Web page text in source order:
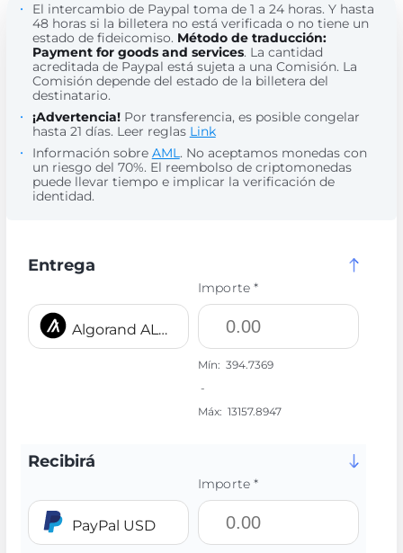
El intercambio de Paypal toma de 1 a 24 horas. Y hasta
48 horas si la billetera no está verificada o no tiene un
estado de fideicomiso. Método de traducción:
Payment for goods and services. La cantidad
acreditada de Paypal está sujeta a una Comisión. La
Comisión depende del estado de la billetera del
destinatario.
¡Advertencia!Por transferencia, es posible congelar
hasta 21 días. Leer reglas Link
Información sobre AML. No aceptamos monedas con
un riesgo del 70%. El reembolso de criptomonedas
puede llevar tiempo e implicar la verificación de
identidad.
Entrega
Algorand ALGO
Importe *
Mín: 394.7369
-
Máx: 13157.8947
Recibirá
PayPal USD
Importe *